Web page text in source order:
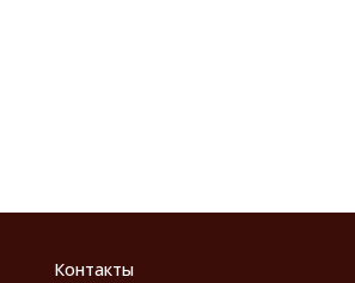
Контакты